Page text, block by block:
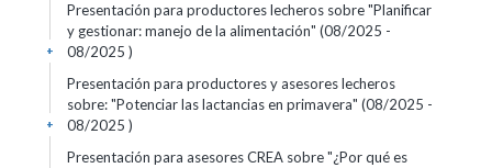
Presentación para productores lecheros sobre "Planificar
y gestionar: manejo de la alimentación" (08/2025 -
08/2025 )
+
Presentación para productores y asesores lecheros
sobre: "Potenciar las lactancias en primavera" (08/2025 -
08/2025 )
+
Presentación para asesores CREA sobre "¿Por qué es